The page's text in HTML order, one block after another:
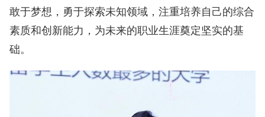
敢于梦想，勇于探索未知领域，注重培养自己的综合
素质和创新能力，为未来的职业生涯奠定坚实的基
础。